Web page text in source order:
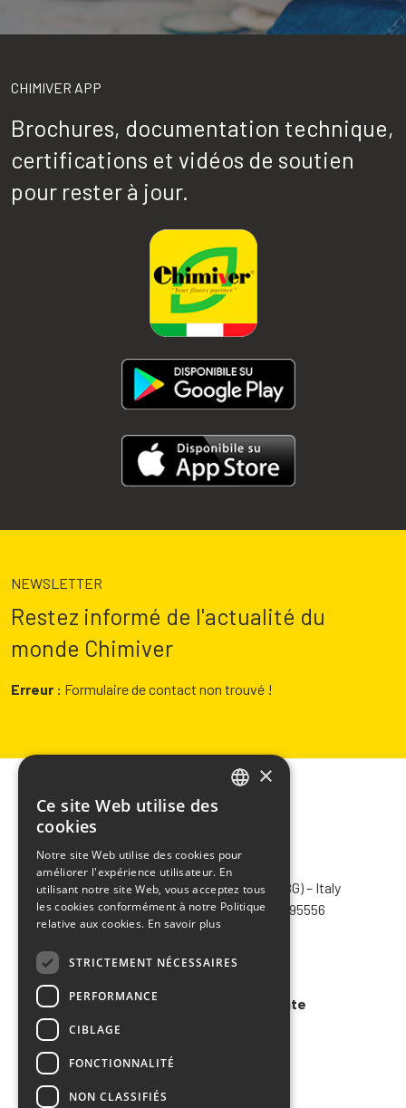
CHIMIVER APP
Brochures, documentation technique,
certifications et vidéos de soutien
pour rester à jour.
NEWSLETTER
Restez informé de l'actualité du
monde Chimiver
Erreur : Formulaire de contact non trouvé !
CHIMIVER PANSERI S.p.A.
Via Bergamo, 1401 – 24030 Pontida (BG) – Italy
Tel.+39 035 795031– Fax +39 035 795556
info@chimiver.com
Faq
Conditions générales de vente
SPANISH
×
Ce site Web utilise des
cookies
Notre site Web utilise des cookies pour
améliorer l'expérience utilisateur. En
utilisant notre site Web, vous acceptez tous
les cookies conformément à notre Politique
relative aux cookies. En savoir plus
STRICTEMENT NÉCESSAIRES
PERFORMANCE
CIBLAGE
FONCTIONNALITÉ
NON CLASSIFIÉS